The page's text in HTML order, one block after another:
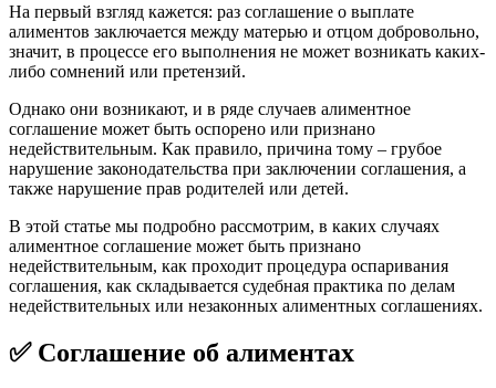
На первый взгляд кажется: раз соглашение о выплате
алиментов заключается между матерью и отцом добровольно,
значит, в процессе его выполнения не может возникать каких-
либо сомнений или претензий.
Однако они возникают, и в ряде случаев алиментное
соглашение может быть оспорено или признано
недействительным. Как правило, причина тому – грубое
нарушение законодательства при заключении соглашения, а
также нарушение прав родителей или детей.
В этой статье мы подробно рассмотрим, в каких случаях
алиментное соглашение может быть признано
недействительным, как проходит процедура оспаривания
соглашения, как складывается судебная практика по делам
недействительных или незаконных алиментных соглашениях.
✅ Соглашение об алиментах